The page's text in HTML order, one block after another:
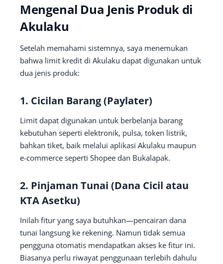
Mengenal Dua Jenis Produk di
Akulaku
Setelah memahami sistemnya, saya menemukan
bahwa limit kredit di Akulaku dapat digunakan untuk
dua jenis produk:
1. Cicilan Barang (Paylater)
Limit dapat digunakan untuk berbelanja barang
kebutuhan seperti elektronik, pulsa, token listrik,
bahkan tiket, baik melalui aplikasi Akulaku maupun
e-commerce seperti Shopee dan Bukalapak.
2. Pinjaman Tunai (Dana Cicil atau
KTA Asetku)
Inilah fitur yang saya butuhkan—pencairan dana
tunai langsung ke rekening. Namun tidak semua
pengguna otomatis mendapatkan akses ke fitur ini.
Biasanya perlu riwayat penggunaan terlebih dahulu